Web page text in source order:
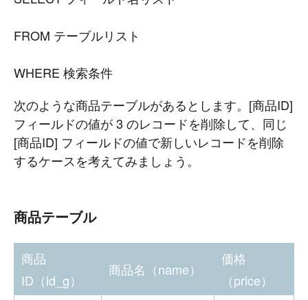
FROM テーブルリスト
WHERE 検索条件
次のような商品テーブルがあるとします。[商品ID]
フィールドの値が 3 のレコードを削除して、同じ
[商品ID] フィールドの値で新しいレコードを削除
するケースを考えてみましょう。
商品テーブル
商品
ID（id_g）
商品名（name）
価格
（price）